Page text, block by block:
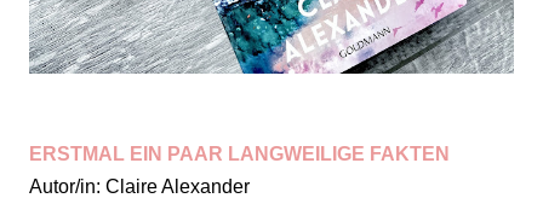
ERSTMAL EIN PAAR LANGWEILIGE FAKTEN
Autor/in: Claire Alexander